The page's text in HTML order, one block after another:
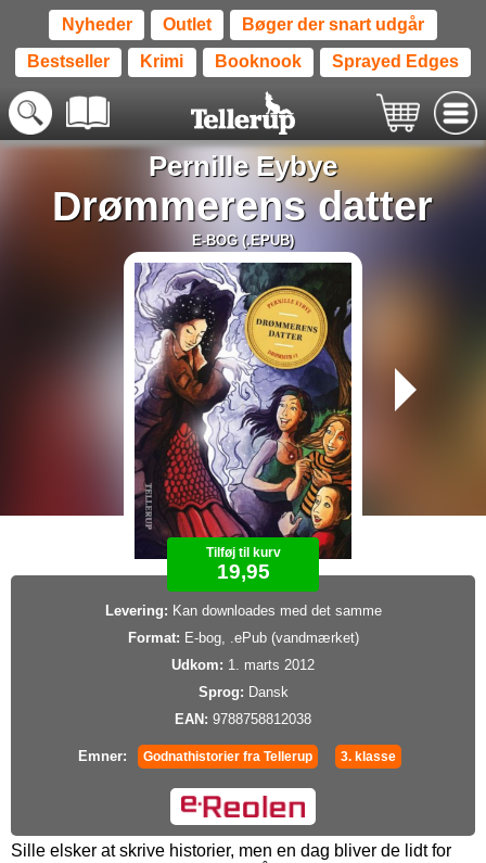
Nyheder Outlet Bøger der snart udgår
Bestseller Krimi Booknook Sprayed Edges
Pernille Eybye
Drømmerens datter
E-BOG (.EPUB)
Tilføj til kurv
19,95
Levering: Kan downloades med det samme
Format: E-bog, .ePub (vandmærket)
Udkom: 1. marts 2012
Sprog: Dansk
EAN: 9788758812038
Emner: Godnathistorier fra Tellerup 3. klasse
Sille elsker at skrive historier, men en dag bliver de lidt for